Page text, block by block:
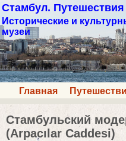
Стамбул.
Исторические и
музеи
Главная
Стамбульский
(Arpacılar Caddesi)